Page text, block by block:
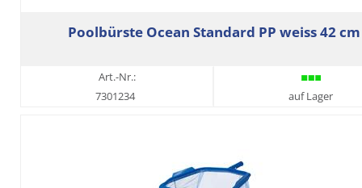
Poolbürste Ocean Standard PP weiss 42 cm
Art.-Nr.:
7301234
auf Lager